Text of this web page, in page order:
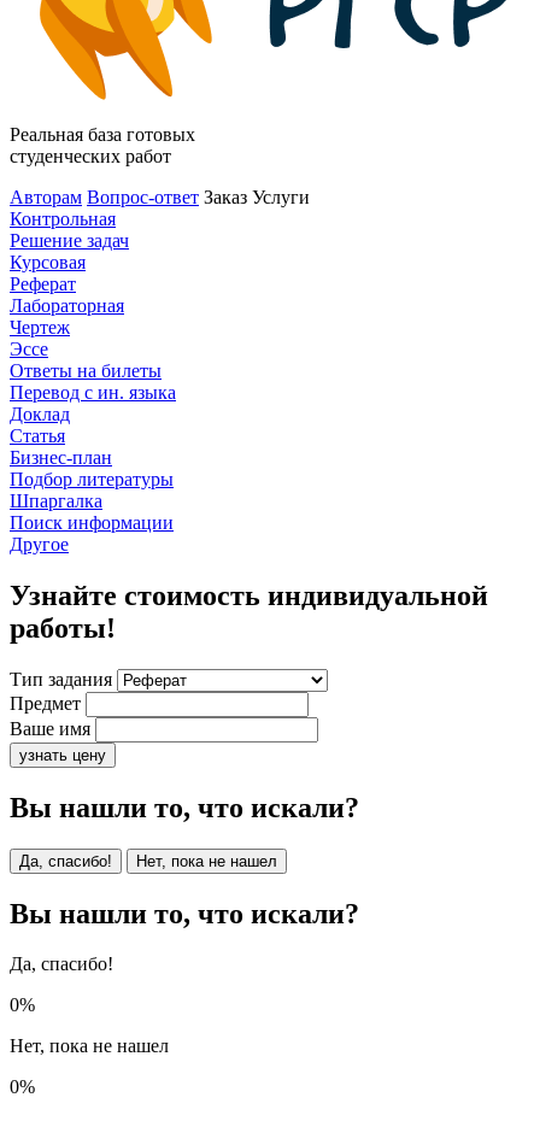
Реальная база готовых
студенческих работ
Авторам Вопрос-ответ Заказ Услуги
Контрольная
Решение задач
Курсовая
Реферат
Лабораторная
Чертеж
Эссе
Ответы на билеты
Перевод с ин. языка
Доклад
Статья
Бизнес-план
Подбор литературы
Шпаргалка
Поиск информации
Другое
Узнайте стоимость индивидуальной
работы!
Тип задания
Предмет
Ваше имя
узнать цену
Вы нашли то, что искали?
Да, спасибо! Нет, пока не нашел
Вы нашли то, что искали?
Да, спасибо!
0%
Нет, пока не нашел
0%